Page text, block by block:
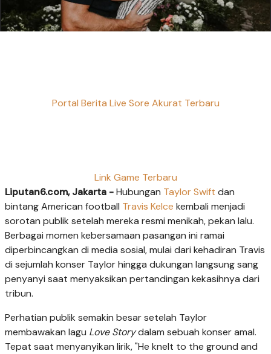
Portal Berita Live Sore Akurat Terbaru
Link Game Terbaru
Liputan6.com, Jakarta -Hubungan Taylor Swift dan
bintang American football Travis Kelce kembali menjadi
sorotan publik setelah mereka resmi menikah, pekan lalu.
Berbagai momen kebersamaan pasangan ini ramai
diperbincangkan di media sosial, mulai dari kehadiran Travis
di sejumlah konser Taylor hingga dukungan langsung sang
penyanyi saat menyaksikan pertandingan kekasihnya dari
tribun.
Perhatian publik semakin besar setelah Taylor
membawakan lagu Love Storydalam sebuah konser amal.
Tepat saat menyanyikan lirik, "He knelt to the ground and